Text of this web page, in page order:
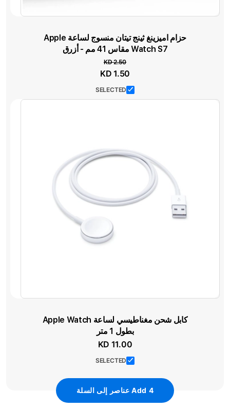
SELECTED
حزام اميزينغ ثينج تيتان منسوج لساعة Apple
Watch S7 مقاس 41 مم - أزرق
السعر
الخاص
KD 1.50
KD 2.50
SELECTED
كابل شحن مغناطيسي لساعة Apple Watch
بطول 1 متر
KD 11.00
Add 4 عناصر إلى السلة